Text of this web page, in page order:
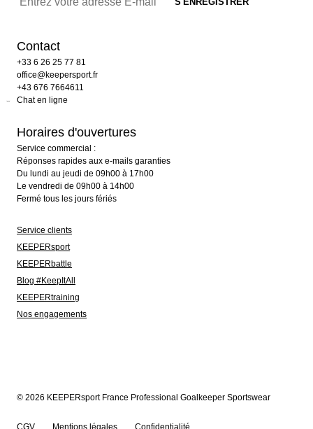
Contact
+33 6 26 25 77 81
office@keepersport.fr
+43 676 7664611
Chat en ligne
Horaires d'ouvertures
Service commercial :
Réponses rapides aux e-mails garanties
Du lundi au jeudi de 09h00 à 17h00
Le vendredi de 09h00 à 14h00
Fermé tous les jours fériés
Service clients
KEEPERsport
KEEPERbattle
Blog #KeepItAll
KEEPERtraining
Nos engagements
© 2026 KEEPERsport France Professional Goalkeeper Sportswear
CGV Mentions légales Confidentialité